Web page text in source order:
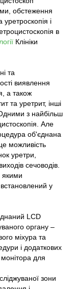
обстеження
уретроскопія і
в
Клініки
та
виявлення
а також
та уретрит, інші
з найбільш
Але
об'єднана
можливість
уретри,
сечоводів.
якими
у
LCD
органу –
міхура та
і додаткових
для
зони